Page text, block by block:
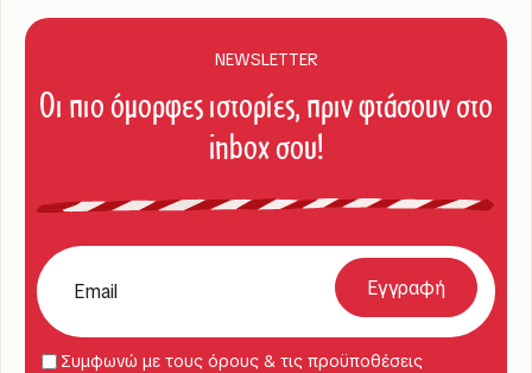
NEWSLETTER
Οι πιο όμορφες ιστορίες, πριν φτάσουν στο
inbox σου!
Συμφωνώ με τους όρους & τις προϋποθέσεις